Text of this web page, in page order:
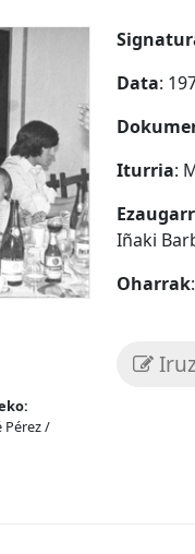
Pérez /
Data:
Iturria:
Iñaki
Oharrak